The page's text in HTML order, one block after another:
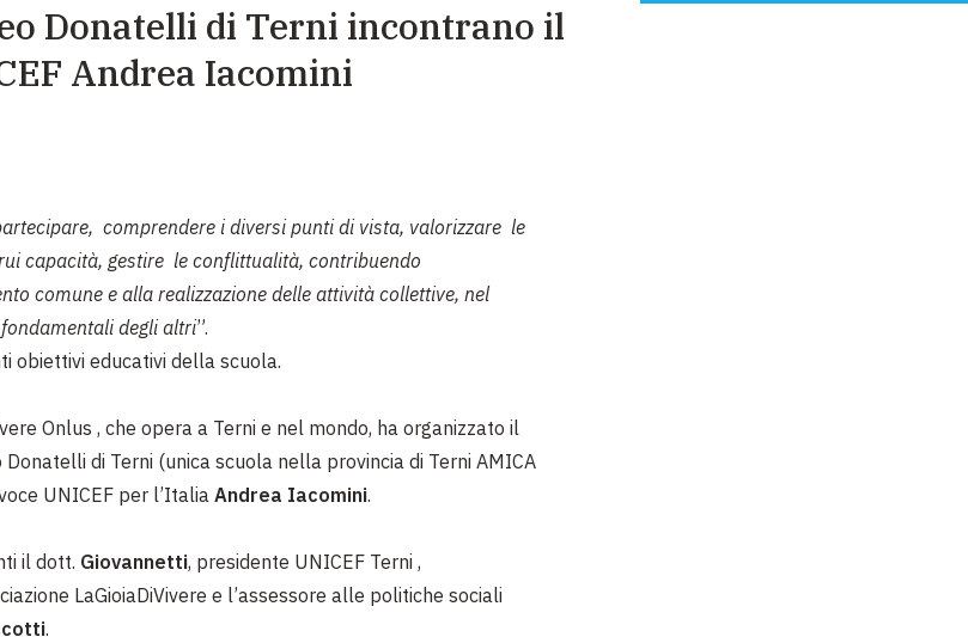
Donatelli di Terni incontrano il
Andrea Iacomini
comprendere i diversi punti di vista, valorizzare le
capacità, gestire le conflittualità, contribuendo
comune e alla realizzazione delle attività collettive, nel
degli altri”.
obiettivi educativi della scuola.
Onlus , che opera a Terni e nel mondo, ha organizzato il
di Terni (unica scuola nella provincia di Terni AMICA
UNICEF per l’Italia Andrea Iacomini.
il dott. Giovannetti, presidente UNICEF Terni ,
LaGioiaDiVivere e l’assessore alle politiche sociali
.